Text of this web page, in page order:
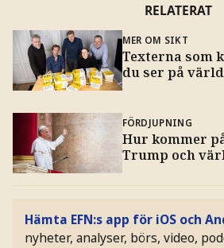
RELATERAT
MER OM SIKT
Texterna som
du ser på
FÖRDJUPNING
Hur kommer
Trump och
Hämta EFN:s app för iOS och
nyheter, analyser, börs, video,